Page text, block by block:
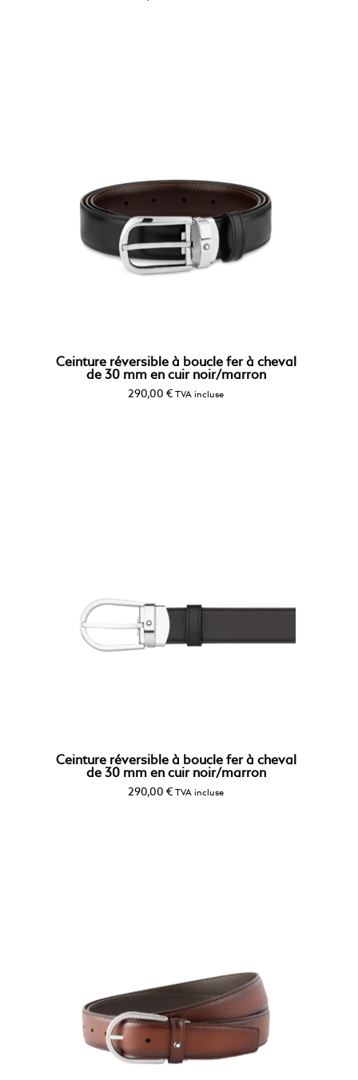
Ceinture réversible à boucle fer à cheval
de 30 mm en cuir noir/marron
290,00 € TVA incluse
Ceinture réversible à boucle fer à cheval
de 30 mm en cuir noir/marron
290,00 € TVA incluse